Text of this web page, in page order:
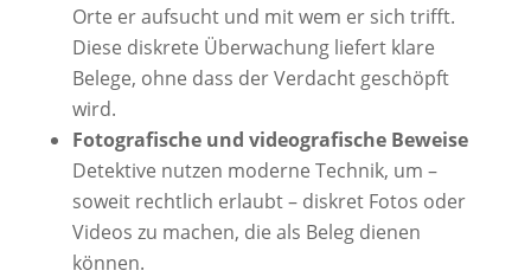
Orte er aufsucht und mit wem er sich trifft.
Diese diskrete Überwachung liefert klare
Belege, ohne dass der Verdacht geschöpft
wird.
Fotografische und videografische Beweise
Detektive nutzen moderne Technik, um –
soweit rechtlich erlaubt – diskret Fotos oder
Videos zu machen, die als Beleg dienen
können.